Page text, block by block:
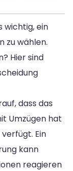
wichtig, ein
zu wählen.
Hier sind
dass das
Umzügen hat
Ein
kann
reagieren